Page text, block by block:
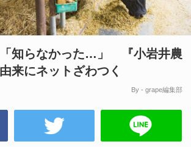
「知らなかった…」 『小岩井農
来にネットざわつく
By - grape編集部